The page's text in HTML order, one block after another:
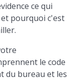
ce qui
pourquoi c'est
le code
du bureau et les